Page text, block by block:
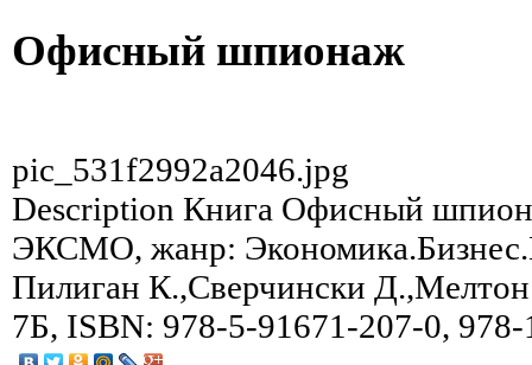
Офисный шпионаж
pic_531f2992a2046.jpg
Description Книга Офисный
ЭКСМО, жанр:
Пилиган К.,Сверчински Д.,Мелтон
7Б, ISBN: 978-5-91671-207-0,